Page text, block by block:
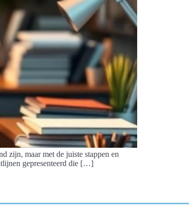
zijn, maar met de juiste stappen en
gepresenteerd die […]